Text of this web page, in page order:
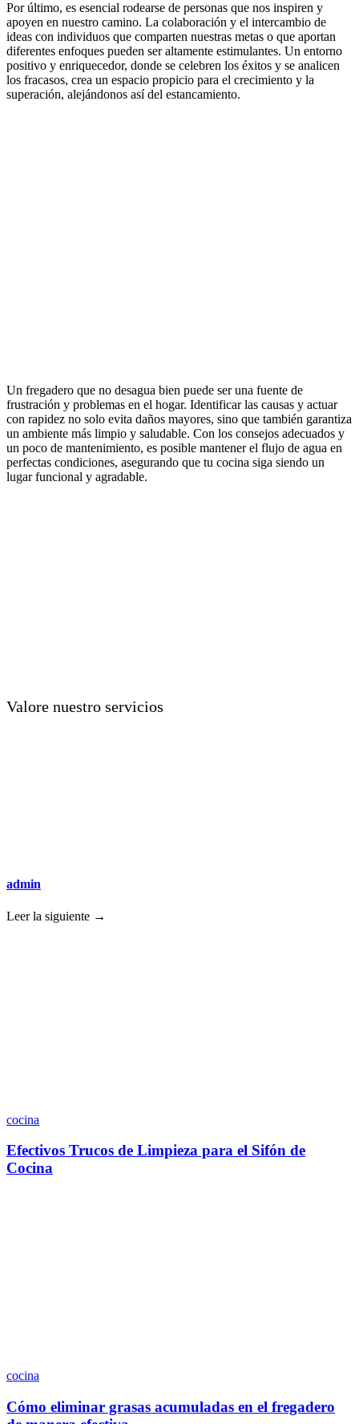
Por último, es esencial rodearse de personas que nos inspiren y
apoyen en nuestro camino. La colaboración y el intercambio de
ideas con individuos que comparten nuestras metas o que aportan
diferentes enfoques pueden ser altamente estimulantes. Un entorno
positivo y enriquecedor, donde se celebren los éxitos y se analicen
los fracasos, crea un espacio propicio para el crecimiento y la
superación, alejándonos así del estancamiento.
Un fregadero que no desagua bien puede ser una fuente de
frustración y problemas en el hogar. Identificar las causas y actuar
con rapidez no solo evita daños mayores, sino que también garantiza
un ambiente más limpio y saludable. Con los consejos adecuados y
un poco de mantenimiento, es posible mantener el flujo de agua en
perfectas condiciones, asegurando que tu cocina siga siendo un
lugar funcional y agradable.
Valore nuestro servicios
admin
Leer la siguiente →
cocina
Efectivos Trucos de Limpieza para el Sifón de
Cocina
cocina
Cómo eliminar grasas acumuladas en el fregadero